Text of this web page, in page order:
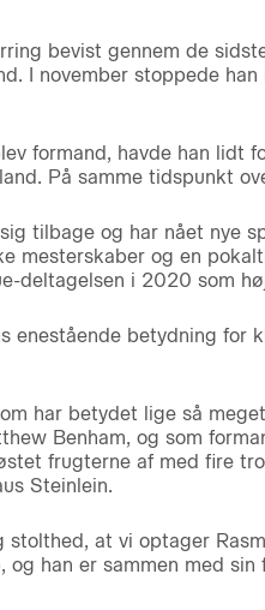
bevist gennem de
I november stoppede
formand, havde han
På samme tidspunkt
tilbage og har nået nye
mesterskaber og en
deltagelsen i 2020 som
enestående betydning
har betydet lige så
Benham, og som
frugterne af med fire
Steinlein.
at vi optager
han er sammen med